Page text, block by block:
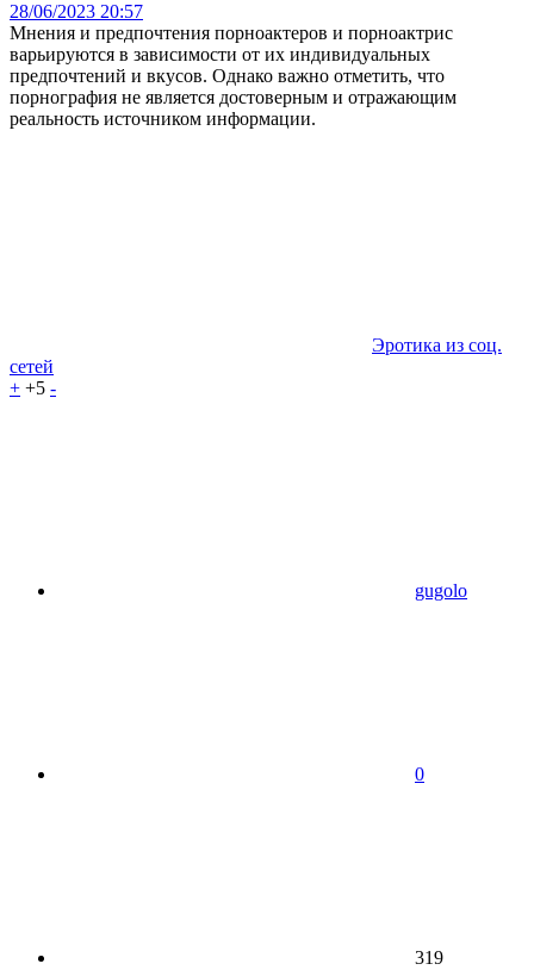
28/06/2023 20:57
Мнения и предпочтения порноактеров и порноактрис
варьируются в зависимости от их индивидуальных
предпочтений и вкусов. Однако важно отметить, что
порнография не является достоверным и отражающим
реальность источником информации.
Эротика из соц.
сетей
+ +5 -
gugolo
0
319